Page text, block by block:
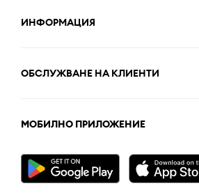
ИНФОРМАЦИЯ
ОБСЛУЖВАНЕ НА КЛИЕНТИ
МОБИЛНО ПРИЛОЖЕНИЕ